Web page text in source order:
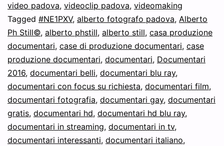
video padova, videoclip padova, videomaking
Tagged #NE1PXV, alberto fotografo padova, Alberto
Ph Still©, alberto phstill, alberto still, casa produzione
documentari, case di produzione documentari, case
produzione documentari, documentari, Documentari
2016, documentari belli, documentari blu ray,
documentari con focus su richiesta, documentari film,
documentari fotografia, documentari gay, documentari
gratis, documentari hd, documentari hd blu ray,
documentari in streaming, documentari in tv,
documentari interessanti, documentari italiano,